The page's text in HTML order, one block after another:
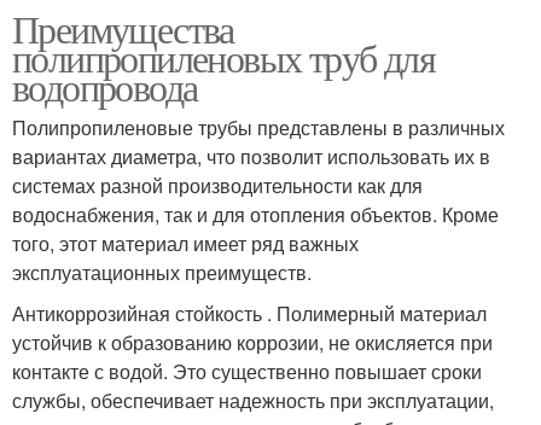
Преимущества
полипропиленовых труб для
водопровода
Полипропиленовые трубы представлены в различных
вариантах диаметра, что позволит использовать их в
системах разной производительности как для
водоснабжения, так и для отопления объектов. Кроме
того, этот материал имеет ряд важных
эксплуатационных преимуществ.
Антикоррозийная стойкость . Полимерный материал
устойчив к образованию коррозии, не окисляется при
контакте с водой. Это существенно повышает сроки
службы, обеспечивает надежность при эксплуатации,